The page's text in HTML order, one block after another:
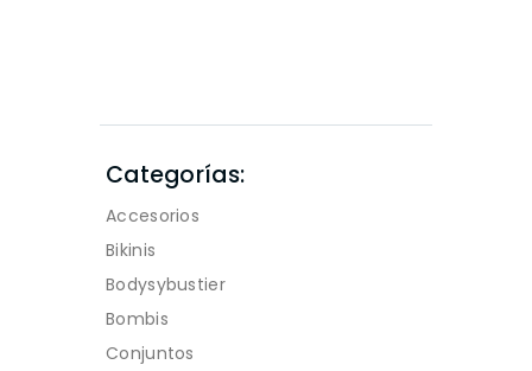
Categorías:
Accesorios
Bikinis
Bodysybustier
Bombis
Conjuntos